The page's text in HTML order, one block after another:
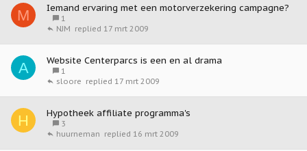
M Iemand ervaring met een motorverzekering campagne?
1
17 mrt 2009
NJM
A Website Centerparcs is een en al drama
1
17 mrt 2009
sloore
H Hypotheek affiliate programma's
3
16 mrt 2009
huurneman